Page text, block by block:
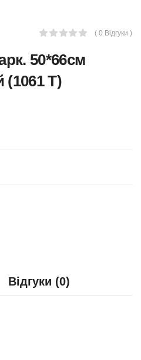
( 0 Відгуки )
50*66см
(1061 T)
Відгуки (0)